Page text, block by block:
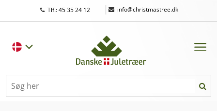
Tlf.: 45 35 24 12 | info@christmastree.dk